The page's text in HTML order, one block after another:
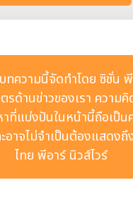
ทความนี้จัดทำโดย ซิชั่น
รด้านข่าวของเรา ความ
าที่แบ่งปันในหน้านี้ถือเป็น
อาจไม่จำเป็นต้องแสดง
ไทย พีอาร์ นิวส์ไวร์